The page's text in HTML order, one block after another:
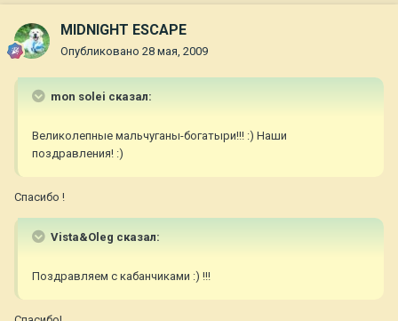
MIDNIGHT ESCAPE
Опубликовано 28 мая, 2009
mon solei сказал:
Великолепные мальчуганы-богатыри!!! :) Наши
поздравления! :)
Спасибо !
Vista&Oleg сказал:
Поздравляем с кабанчиками :) !!!